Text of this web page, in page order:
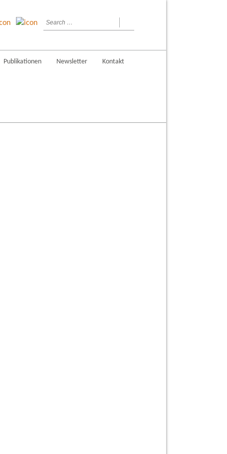
Publikationen Newsletter Kontakt